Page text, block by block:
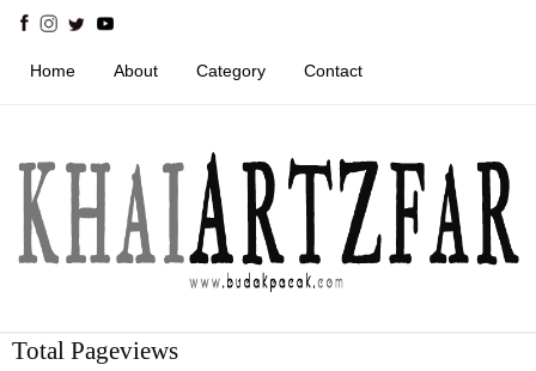
Home About Category Contact
Total Pageviews